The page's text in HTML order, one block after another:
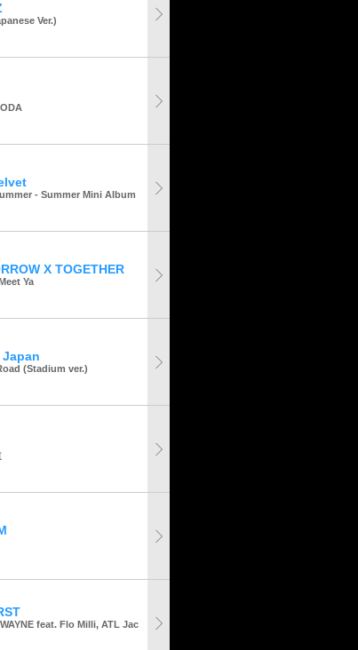
Ver.)
- Summer Mini Album
X TOGETHER
Ya
(Stadium ver.)
feat. Flo Milli, ATL Jac